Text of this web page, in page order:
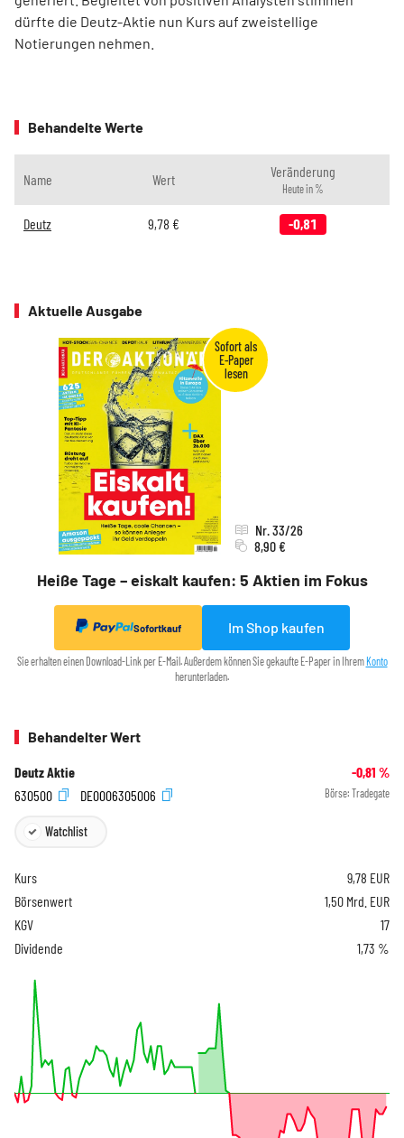
dürfte die Deutz-Aktie nun Kurs auf zweistellige
Notierungen nehmen.
Behandelte Werte
Name Wert Veränderung
Heute in %
Deutz 9,78 € -0,81
Aktuelle Ausgabe
Heiße Tage – eiskalt kaufen: 5 Aktien im Fokus
Nr. 33/26
8,90 €
Sofortkauf Im Shop kaufen
Sie erhalten einen Download-Link per E-Mail. Außerdem können Sie gekaufte E-Paper in Ihrem Konto
herunterladen.
Behandelter Wert
Deutz Aktie -0,81 %
630500
DE0006305006 Börse: Tradegate
Watchlist
Kurs 9,78 EUR
Börsenwert
1,50 Mrd. EUR
KGV
17
Dividende
1,73 %